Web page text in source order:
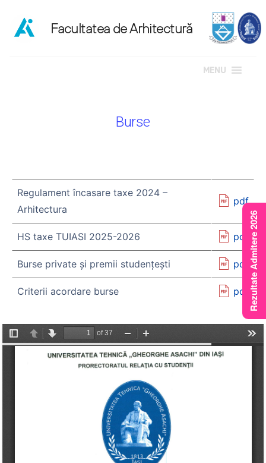
MENU
Burse
Regulament încasare taxe 2024 –
Arhitectura
pdf
HS taxe TUIASI 2025-2026 pdf
Burse private și premii studențești pdf
Criterii acordare burse pdf Rezultate Admitere 2026